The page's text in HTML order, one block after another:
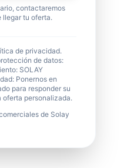
contactaremos
llegar tu oferta.
de privacidad.
de datos:
SOLAY
Ponernos en
para responder su
oferta personalizada.
de Solay